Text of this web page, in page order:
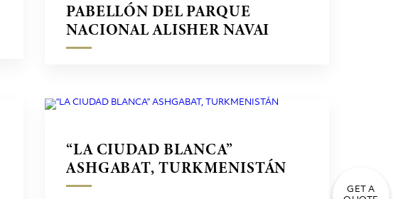
GET A
PABELLÓN DEL PARQUE
NACIONAL ALISHER NAVAI
TASHKENT, UZBEKISTÁN
“LA CIUDAD BLANCA”
ASHGABAT, TURKMENISTÁN